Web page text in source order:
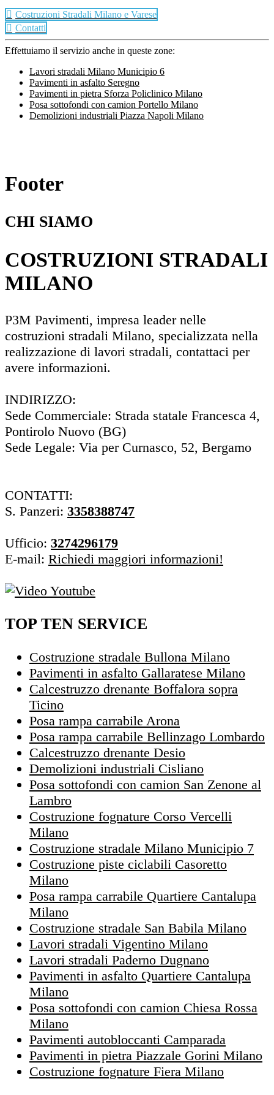
Costruzioni Stradali Milano e Varese
Contatti
Effettuiamo il servizio anche in queste zone:
Lavori stradali Milano Municipio 6
Pavimenti in asfalto Seregno
Pavimenti in pietra Sforza Policlinico Milano
Posa sottofondi con camion Portello Milano
Demolizioni industriali Piazza Napoli Milano
Footer
CHI SIAMO
COSTRUZIONI STRADALI
MILANO
P3M Pavimenti, impresa leader nelle
costruzioni stradali Milano, specializzata nella
realizzazione di lavori stradali, contattaci per
avere informazioni.
INDIRIZZO:
Sede Commerciale: Strada statale Francesca 4,
Pontirolo Nuovo (BG)
Sede Legale: Via per Curnasco, 52, Bergamo
CONTATTI:
S. Panzeri: 3358388747
Ufficio: 3274296179
E-mail: Richiedi maggiori informazioni!
TOP TEN SERVICE
Costruzione stradale Bullona Milano
Pavimenti in asfalto Gallaratese Milano
Calcestruzzo drenante Boffalora sopra
Ticino
Posa rampa carrabile Arona
Posa rampa carrabile Bellinzago Lombardo
Calcestruzzo drenante Desio
Demolizioni industriali Cisliano
Posa sottofondi con camion San Zenone al
Lambro
Costruzione fognature Corso Vercelli
Milano
Costruzione stradale Milano Municipio 7
Costruzione piste ciclabili Casoretto
Milano
Posa rampa carrabile Quartiere Cantalupa
Milano
Costruzione stradale San Babila Milano
Lavori stradali Vigentino Milano
Lavori stradali Paderno Dugnano
Pavimenti in asfalto Quartiere Cantalupa
Milano
Posa sottofondi con camion Chiesa Rossa
Milano
Pavimenti autobloccanti Camparada
Pavimenti in pietra Piazzale Gorini Milano
Costruzione fognature Fiera Milano